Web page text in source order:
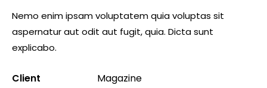
Nemo enim ipsam voluptatem quia voluptas sit
aspernatur aut odit aut fugit, quia. Dicta sunt
explicabo.
Client
Magazine